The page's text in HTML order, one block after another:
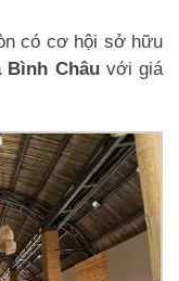
có cơ hội sở hữu
Bình Châuvới giá